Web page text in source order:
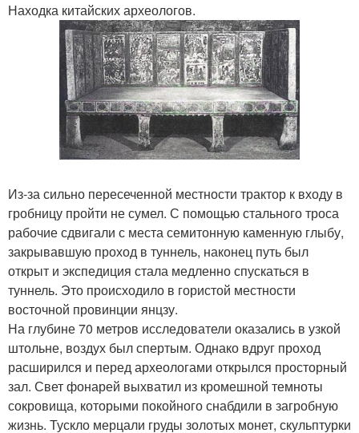
Находка китайских археологов.
Из-за сильно пересеченной местности трактор к входу в
гробницу пройти не сумел. С помощью стального троса
рабочие сдвигали с места семитонную каменную глыбу,
закрывавшую проход в туннель, наконец путь был
открыт и экспедиция стала медленно спускаться в
туннель. Это происходило в гористой местности
восточной провинции янцзу.
На глубине 70 метров исследователи оказались в узкой
штольне, воздух был спертым. Однако вдруг проход
расширился и перед археологами открылся просторный
зал. Свет фонарей выхватил из кромешной темноты
сокровища, которыми покойного снабдили в загробную
жизнь. Тускло мерцали груды золотых монет, скульптурки